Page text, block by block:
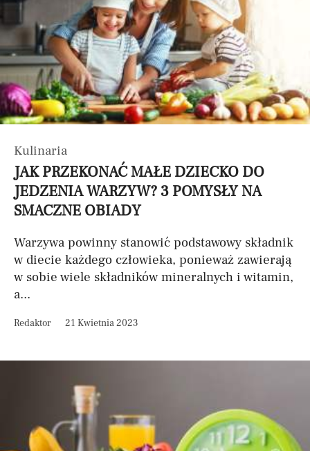
Kulinaria
JAK PRZEKONAĆ MAŁE DZIECKO DO
JEDZENIA WARZYW? 3 POMYSŁY NA
SMACZNE OBIADY
Warzywa powinny stanowić podstawowy składnik
w diecie każdego człowieka, ponieważ zawierają
w sobie wiele składników mineralnych i witamin,
a...
Redaktor 21 Kwietnia 2023